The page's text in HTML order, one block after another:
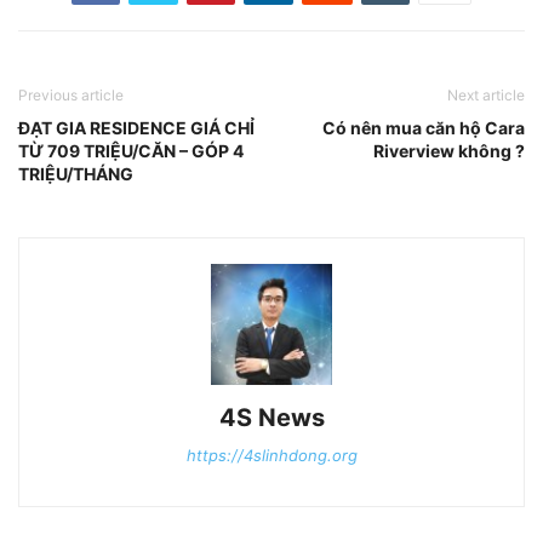
Previous article
ĐẠT GIA RESIDENCE GIÁ CHỈ
TỪ 709 TRIỆU/CĂN – GÓP 4
TRIỆU/THÁNG
Next article
Có nên mua căn hộ Cara
Riverview không ?
4S News
https://4slinhdong.org